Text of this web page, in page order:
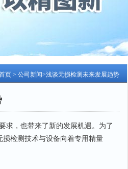
页 > 公司新闻>浅谈无损检测未来发展趋势
，也带来了新的发展机遇。为了
检测技术与设备向着专用精量